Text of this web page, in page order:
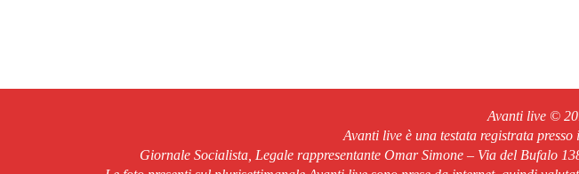
Avanti live ©
Avanti live è una testata registrata
Giornale Socialista, Legale rappresentante Omar Simone – Via del Bufalo